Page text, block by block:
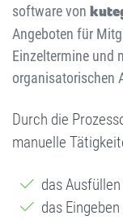
software von
Angeboten für
Einzeltermine und
organisatorischen
Durch die
manuelle
das
das